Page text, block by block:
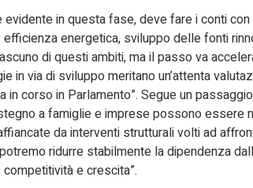
evidente in questa fase, deve fare i conti
energetica, sviluppo delle fonti
di questi ambiti, ma il passo va
in via di sviluppo meritano un’attenta
corso in Parlamento”. Segue un
a famiglie e imprese possono essere
da interventi strutturali volti ad
ridurre stabilmente la dipendenza
e crescita”.